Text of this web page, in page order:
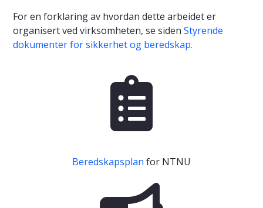
For en forklaring av hvordan dette arbeidet er
organisert ved virksomheten, se siden Styrende
dokumenter for sikkerhet og beredskap.
Beredskapsplan for NTNU